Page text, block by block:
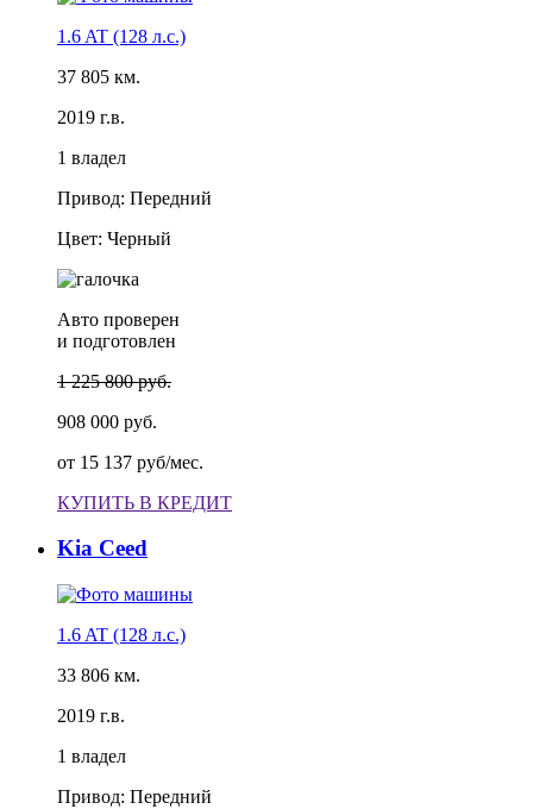
1.6 AT (128 л.с.)
37 805 км.
2019 г.в.
1 владел
Привод: Передний
Цвет: Черный
Авто проверен
и подготовлен
1 225 800 руб.
908 000 руб.
от 15 137 руб/мес.
КУПИТЬ В КРЕДИТ
Kia Ceed
1.6 AT (128 л.с.)
33 806 км.
2019 г.в.
1 владел
Привод: Передний